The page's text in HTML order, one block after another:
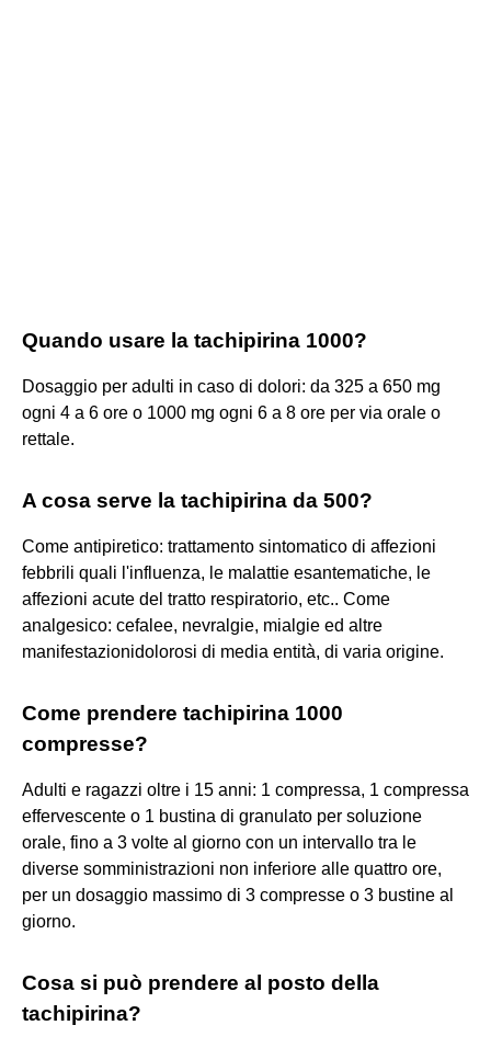
Quando usare la tachipirina 1000?
Dosaggio per adulti in caso di dolori: da 325 a 650 mg
ogni 4 a 6 ore o 1000 mg ogni 6 a 8 ore per via orale o
rettale.
A cosa serve la tachipirina da 500?
Come antipiretico: trattamento sintomatico di affezioni
febbrili quali l'influenza, le malattie esantematiche, le
affezioni acute del tratto respiratorio, etc.. Come
analgesico: cefalee, nevralgie, mialgie ed altre
manifestazionidolorosi di media entità, di varia origine.
Come prendere tachipirina 1000
compresse?
Adulti e ragazzi oltre i 15 anni: 1 compressa, 1 compressa
effervescente o 1 bustina di granulato per soluzione
orale, fino a 3 volte al giorno con un intervallo tra le
diverse somministrazioni non inferiore alle quattro ore,
per un dosaggio massimo di 3 compresse o 3 bustine al
giorno.
Cosa si può prendere al posto della
tachipirina?